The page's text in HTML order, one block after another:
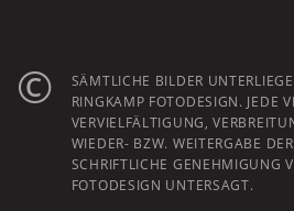
©
SÄMTLICHE BILDER
RINGKAMP FOTODESIGN. JEDE
VERVIELFÄLTIGUNG,
WIEDER- BZW. WEITERGABE
SCHRIFTLICHE GENEHMIGUNG
FOTODESIGN UNTERSAGT.